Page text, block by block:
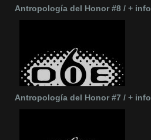
Antropología del Honor #8 / + info
Antropología del Honor #7 / + info